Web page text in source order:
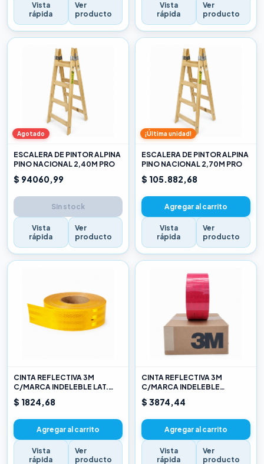
Vista
rápida
Ver
producto
Vista
rápida
Ver
producto
Agotado
ESCALERA DE PINTOR ALPINA
PINO NACIONAL 2,40M PRO
$ 94060,99
Sin stock
Vista
rápida
Ver
producto
¡Última unidad!
ESCALERA DE PINTOR ALPINA
PINO NACIONAL 2,70M PRO
$ 105.882,68
Agregar al carrito
Vista
rápida
Ver
producto
CINTA REFLECTIVA 3M
C/MARCA INDELEBLE LAT.
$ 1824,68
Agregar al carrito
Vista
rápida
Ver
producto
CINTA REFLECTIVA 3M
C/MARCA INDELEBLE
TRASERA BLANCA Y ROJO X
METRO
$ 3874,44
Agregar al carrito
Vista
rápida
Ver
producto